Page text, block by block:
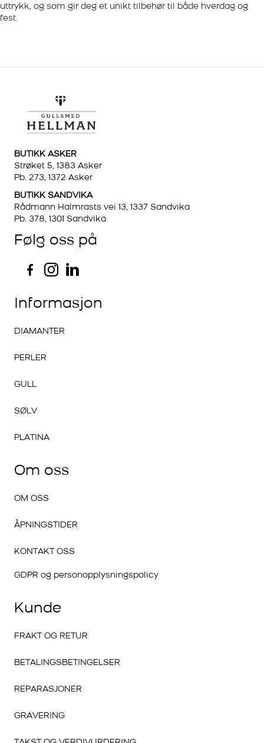
uttrykk, og som gir deg et unikt tilbehør til både hverdag og
fest.
BUTIKK ASKER
Strøket 5, 1383 Asker
Pb. 273, 1372 Asker
BUTIKK SANDVIKA
Rådmann Halmrasts vei 13, 1337 Sandvika
Pb. 378, 1301 Sandvika
Følg oss på
Informasjon
DIAMANTER
PERLER
GULL
SØLV
PLATINA
Om oss
OM OSS
ÅPNINGSTIDER
KONTAKT OSS
GDPR og personopplysningspolicy
Kunde
FRAKT OG RETUR
BETALINGSBETINGELSER
REPARASJONER
GRAVERING